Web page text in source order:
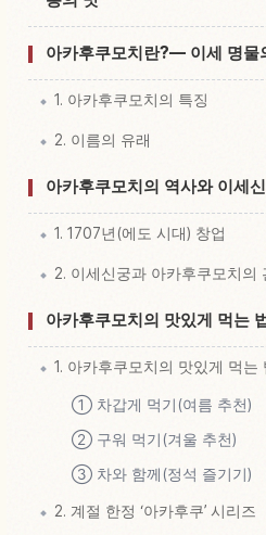
아카후쿠모치란?— 이세 명물
1. 아카후쿠모치의 특징
2. 이름의 유래
아카후쿠모치의 역사와 이세
1. 1707년(에도 시대) 창업
2. 이세신궁과 아카후쿠모치의
아카후쿠모치의 맛있게 먹는
1. 아카후쿠모치의 맛있게 먹는
① 차갑게 먹기(여름 추천)
② 구워 먹기(겨울 추천)
③ 차와 함께(정석 즐기기)
2. 계절 한정 ‘아카후쿠’ 시리즈